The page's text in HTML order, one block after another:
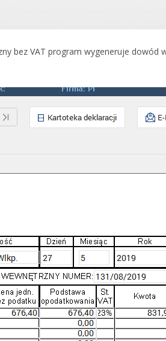
bez VAT program wygeneruje dowód